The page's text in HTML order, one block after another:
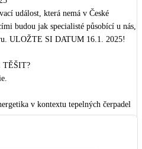
událost, která nemá v České
budou jak specialisté působící u nás,
ULOŽTE SI DATUM 16.1. 2025!
TĚŠIT?
v kontextu tepelných čerpadel
vrtů.
oblasti geotermie u našich sousedů.